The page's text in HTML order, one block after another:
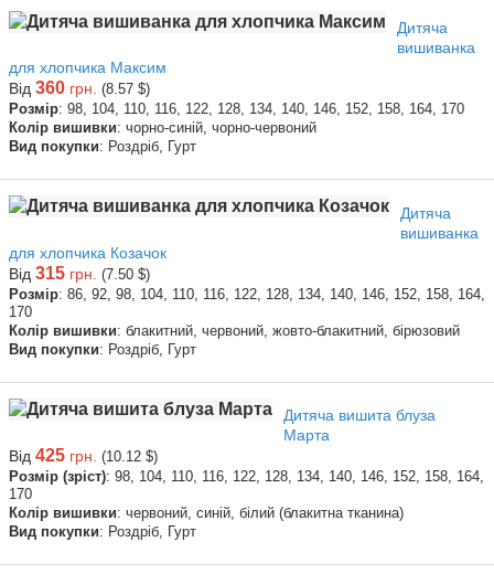
Дитяча
вишиванка
для хлопчика Максим
Від 360 грн. (8.57 $)
Розмір: 98, 104, 110, 116, 122, 128, 134, 140, 146, 152, 158, 164, 170
Колір вишивки: чорно-синій, чорно-червоний
Вид покупки: Роздріб, Гурт
Дитяча
вишиванка
для хлопчика Козачок
Від 315 грн. (7.50 $)
Розмір: 86, 92, 98, 104, 110, 116, 122, 128, 134, 140, 146, 152, 158, 164,
170
Колір вишивки: блакитний, червоний, жовто-блакитний, бірюзовий
Вид покупки: Роздріб, Гурт
Дитяча вишита блуза
Марта
Від 425 грн. (10.12 $)
Розмір (зріст): 98, 104, 110, 116, 122, 128, 134, 140, 146, 152, 158, 164,
170
Колір вишивки: червоний, синій, білий (блакитна тканина)
Вид покупки: Роздріб, Гурт